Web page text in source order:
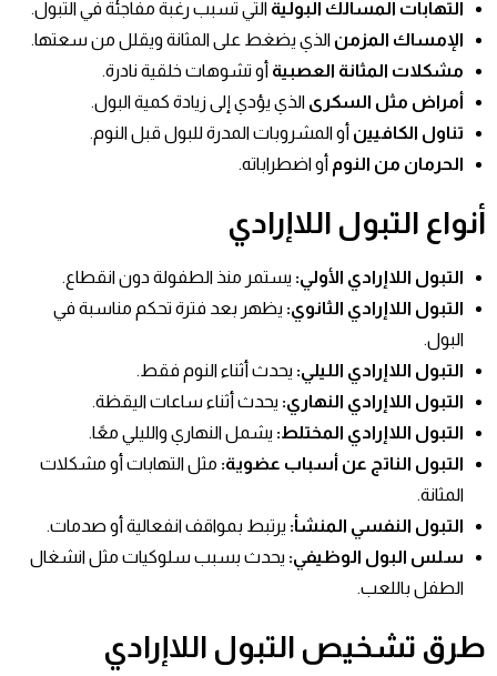
التهابات المسالك البولية التي تسبب رغبة مفاجئة في التبول.
الإمساك المزمن الذي يضغط على المثانة ويقلل من سعتها.
مشكلات المثانة العصبية أو تشوهات خلقية نادرة.
أمراض مثل السكرى الذي يؤدي إلى زيادة كمية البول.
تناول الكافيين أو المشروبات المدرة للبول قبل النوم.
الحرمان من النوم أو اضطراباته.
أنواع التبول اللاإرادي
التبول اللاإرادي الأولي: يستمر منذ الطفولة دون انقطاع.
التبول اللاإرادي الثانوي: يظهر بعد فترة تحكم مناسبة في
البول.
التبول اللاإرادي الليلي: يحدث أثناء النوم فقط.
التبول اللاإرادي النهاري: يحدث أثناء ساعات اليقظة.
التبول اللاإرادي المختلط: يشمل النهاري والليلي معًا.
التبول الناتج عن أسباب عضوية: مثل التهابات أو مشكلات
المثانة.
التبول النفسي المنشأ: يرتبط بمواقف انفعالية أو صدمات.
سلس البول الوظيفي: يحدث بسبب سلوكيات مثل انشغال
الطفل باللعب.
طرق تشخيص التبول اللاإرادي